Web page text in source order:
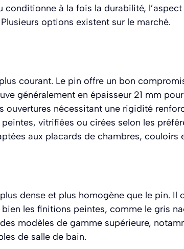
conditionne à la fois la durabilité,
Plusieurs options existent sur le marché.
courant. Le pin offre un bon
généralement en épaisseur 21 mm
ouvertures nécessitant une rigidité
vitrifiées ou cirées selon les
aux placards de chambres, couloirs
dense et plus homogène que le pin. Il
les finitions peintes, comme le gris
modèles de gamme supérieure,
de salle de bain.